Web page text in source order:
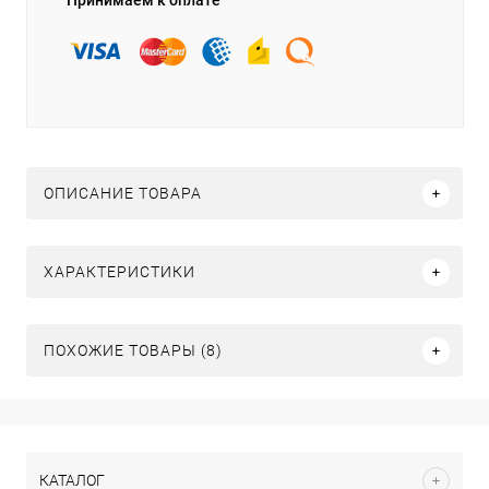
ОПИСАНИЕ ТОВАРА
ХАРАКТЕРИСТИКИ
ПОХОЖИЕ ТОВАРЫ (8)
КАТАЛОГ